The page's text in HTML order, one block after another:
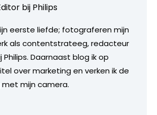
bij Philips
eerste liefde; fotograferen mijn
als contentstrateeg, redacteur
Philips. Daarnaast blog ik op
over marketing en verken ik de
mijn camera.